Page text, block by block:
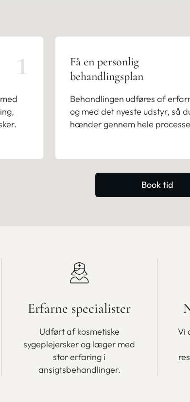
1
Få en personlig
behandlingsplan
Behandlingen udføres af
og med det nyeste udstyr, så
hænder gennem hele
Book tid
Erfarne specialister
Udført af kosmetiske
sygeplejersker og læger med
stor erfaring i
ansigtsbehandlinger.
Vi